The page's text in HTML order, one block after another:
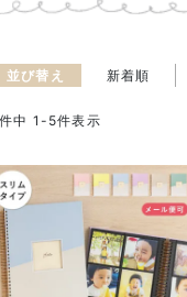
並び替え 新着順
件中 1 - 5件表示